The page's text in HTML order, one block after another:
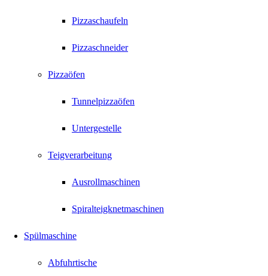
Pizzaschaufeln
Pizzaschneider
Pizzaöfen
Tunnelpizzaöfen
Untergestelle
Teigverarbeitung
Ausrollmaschinen
Spiralteigknetmaschinen
Spülmaschine
Abfuhrtische